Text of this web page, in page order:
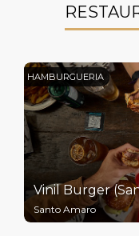
HAMBURGUERIA
Vinil Burger
Santo Amaro